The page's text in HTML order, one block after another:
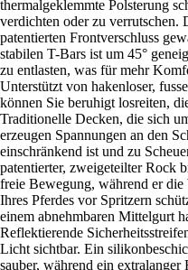
thermalgeklemmte Polsterung
verdichten oder zu verrutschen.
patentierten Frontverschluss
stabilen T-Bars ist um 45°
zu entlasten, was für mehr
Unterstützt von hakenloser,
können Sie beruhigt losreiten,
Traditionelle Decken, die sich
erzeugen Spannungen an den
einschränkend ist und zu
patentierter, zweigeteilter Rock
freie Bewegung, während er
Ihres Pferdes vor Spritzern
einem abnehmbaren Mittelgurt
Reflektierende
Licht sichtbar. Ein
sauber, während ein extralanger